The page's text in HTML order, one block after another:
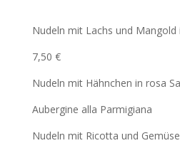
Nudeln mit Lachs und Mangold
7,50 €
Nudeln mit Hähnchen in rosa
Aubergine alla Parmigiana
Nudeln mit Ricotta und Gemüse